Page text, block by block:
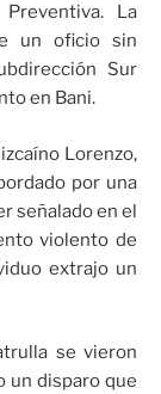
La
un oficio sin
Sur
en Bani.
Lorenzo,
por una
señalado en el
violento de
extrajo un
se vieron
un disparo que